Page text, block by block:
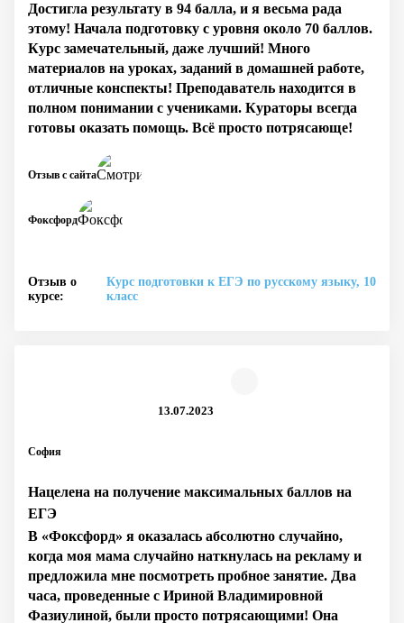
Достигла результату в 94 балла, и я весьма рада
этому! Начала подготовку с уровня около 70 баллов.
Курс замечательный, даже лучший! Много
материалов на уроках, заданий в домашней работе,
отличные конспекты! Преподаватель находится в
полном понимании с учениками. Кураторы всегда
готовы оказать помощь. Всё просто потрясающе!
Фоксфорд
Отзыв с сайта
Отзыв о
курсе:
Курс подготовки к ЕГЭ по русскому языку, 10
класс
София
13.07.2023
Нацелена на получение максимальных баллов на
ЕГЭ
В «Фоксфорд» я оказалась абсолютно случайно,
когда моя мама случайно наткнулась на рекламу и
предложила мне посмотреть пробное занятие. Два
часа, проведенные с Ириной Владимировной
Фазиулиной, были просто потрясающими! Она